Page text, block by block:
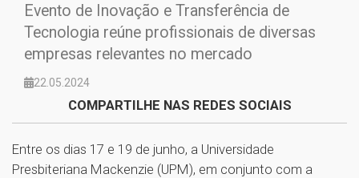
Evento de Inovação e Transferência de
Tecnologia reúne profissionais de diversas
empresas relevantes no mercado
22.05.2024
COMPARTILHE NAS REDES SOCIAIS
Entre os dias 17 e 19 de junho, a Universidade
Presbiteriana Mackenzie (UPM), em conjunto com a